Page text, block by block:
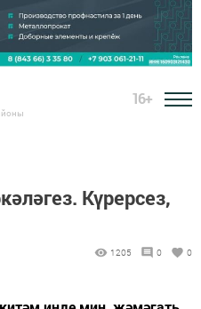
16+
Күрерсез,
1205 0 0